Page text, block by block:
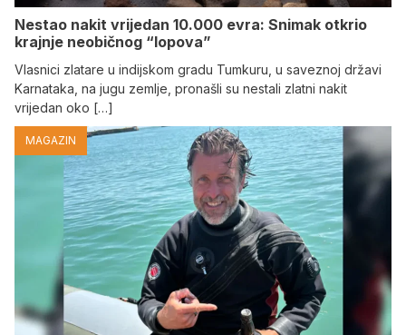
Nestao nakit vrijedan 10.000 evra: Snimak otkrio
krajnje neobičnog “lopova”
Vlasnici zlatare u indijskom gradu Tumkuru, u saveznoj državi
Karnataka, na jugu zemlje, pronašli su nestali zlatni nakit
vrijedan oko […]
MAGAZIN